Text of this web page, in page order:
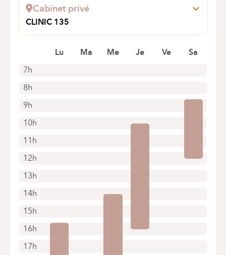
Cabinet privé
CLINIC 135
AV. FR. ROOSEVELT 135
Rendez-vous uniquement par téléphone
7h
8h
9h
10h
11h
12h
13h
14h
15h
16h
17h
Lu Ma Me Je Ve Sa